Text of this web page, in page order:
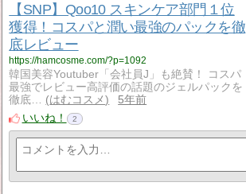
【SNP】Qoo10 スキンケア部門１位
獲得！コスパと潤い最強のパックを徹
底レビュー
https://hamcosme.com/?p=1092
韓国美容Youtuber「会社員J」も絶賛！ コスパ
最強でレビュー高評価の話題のジェルパックを
徹底…
はむコスメ
5年前
いいね！
2